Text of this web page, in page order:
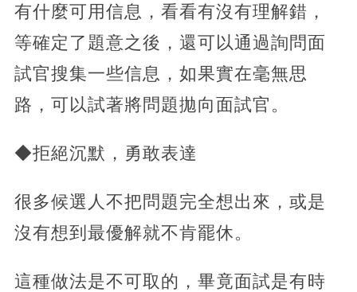
有什麼可用信息，看看有沒有理解錯，
等確定了題意之後，還可以通過詢問面
試官搜集一些信息，如果實在毫無思
路，可以試著將問題拋向面試官。
◆拒絕沉默，勇敢表達
很多候選人不把問題完全想出來，或是
沒有想到最優解就不肯罷休。
這種做法是不可取的，畢竟面試是有時